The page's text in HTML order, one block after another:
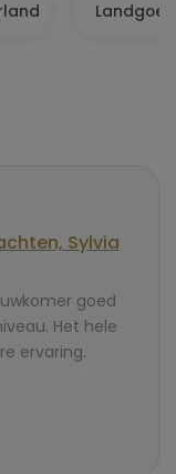
Sylvia
goed
Het hele
ervaring.